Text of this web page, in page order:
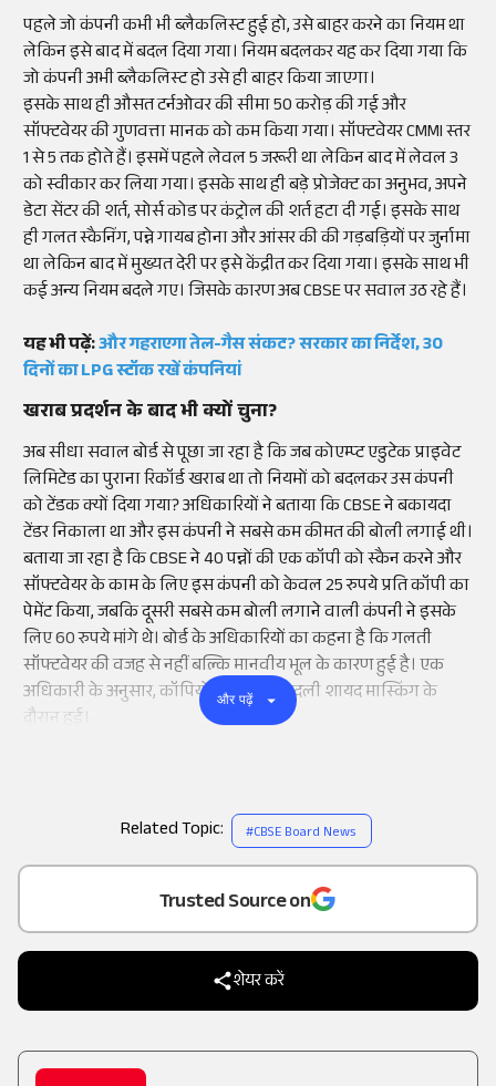
as a
Trusted Source on
शेयर करें
पहले जो कंपनी कभी भी ब्लैकलिस्ट हुई हो, उसे बाहर करने का नियम था
लेकिन इसे बाद में बदल दिया गया। नियम बदलकर यह कर दिया गया कि
जो कंपनी अभी ब्लैकलिस्ट हो उसे ही बाहर किया जाएगा।
इसके साथ ही औसत टर्नओवर की सीमा 50 करोड़ की गई और
सॉफ्टवेयर की गुणवत्ता मानक को कम किया गया। सॉफ्टवेयर CMMI स्तर
1 से 5 तक होते हैं। इसमें पहले लेवल 5 जरूरी था लेकिन बाद में लेवल 3
को स्वीकार कर लिया गया। इसके साथ ही बड़े प्रोजेक्ट का अनुभव, अपने
डेटा सेंटर की शर्त, सोर्स कोड पर कंट्रोल की शर्त हटा दी गई। इसके साथ
ही गलत स्कैनिंग, पन्ने गायब होना और आंसर की की गड़बड़ियों पर जुर्नामा
था लेकिन बाद में मुख्यत देरी पर इसे केंद्रीत कर दिया गया। इसके साथ भी
कई अन्य नियम बदले गए। जिसके कारण अब CBSE पर सवाल उठ रहे हैं।
यह भी पढ़ें:और गहराएगा तेल-गैस संकट? सरकार का निर्देश, 30
दिनों का LPG स्टॉक रखें कंपनियां
खराब प्रदर्शन के बाद भी क्यों चुना?
अब सीधा सवाल बोर्ड से पूछा जा रहा है कि जब कोएम्प्ट एडुटेक प्राइवेट
लिमिटेड का पुराना रिकॉर्ड खराब था तो नियमों को बदलकर उस कंपनी
को टेंडक क्यों दिया गया? अधिकारियों ने बताया कि CBSE ने बकायदा
टेंडर निकाला था और इस कंपनी ने सबसे कम कीमत की बोली लगाई थी।
बताया जा रहा है कि CBSE ने 40 पन्नों की एक कॉपी को स्कैन करने और
सॉफ्टवेयर के काम के लिए इस कंपनी को केवल 25 रुपये प्रति कॉपी का
पेमेंट किया, जबकि दूसरी सबसे कम बोली लगाने वाली कंपनी ने इसके
लिए 60 रुपये मांगे थे। बोर्ड के अधिकारियों का कहना है कि गलती
सॉफ्टवेयर की वजह से नहीं बल्कि मानवीय भूल के कारण हुई है। एक
अधिकारी के अनुसार, कॉपियों की अदला-बदली शायद मास्किंग के
दौरान हुई।
और पढ़ें
Related Topic: #CBSE Board News